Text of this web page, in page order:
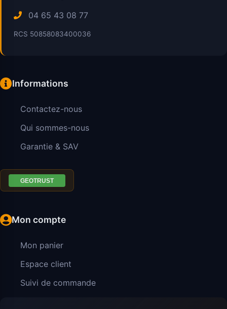
04 65 43 08 77
RCS 50858083400036
Informations
Contactez-nous
Qui sommes-nous
Garantie & SAV
Mon compte
Mon panier
Espace client
Suivi de commande